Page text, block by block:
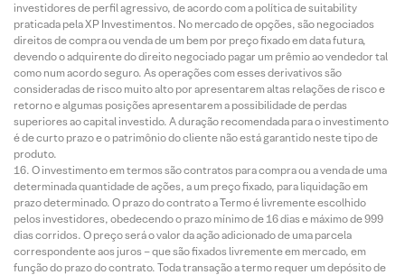
investidores de perfil agressivo, de acordo com a política de suitability
praticada pela XP Investimentos. No mercado de opções, são negociados
direitos de compra ou venda de um bem por preço fixado em data futura,
devendo o adquirente do direito negociado pagar um prêmio ao vendedor tal
como num acordo seguro. As operações com esses derivativos são
consideradas de risco muito alto por apresentarem altas relações de risco e
retorno e algumas posições apresentarem a possibilidade de perdas
superiores ao capital investido. A duração recomendada para o investimento
é de curto prazo e o patrimônio do cliente não está garantido neste tipo de
produto.
O investimento em termos são contratos para compra ou a venda de uma
determinada quantidade de ações, a um preço fixado, para liquidação em
prazo determinado. O prazo do contrato a Termo é livremente escolhido
pelos investidores, obedecendo o prazo mínimo de 16 dias e máximo de 999
dias corridos. O preço será o valor da ação adicionado de uma parcela
correspondente aos juros – que são fixados livremente em mercado, em
função do prazo do contrato. Toda transação a termo requer um depósito de